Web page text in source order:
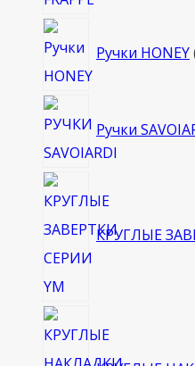
Ручки HONEY
Ручки
КРУГЛЫЕ